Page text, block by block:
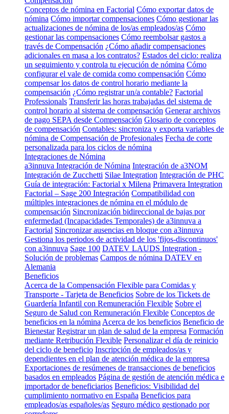
Conceptos de nómina en Factorial Cómo exportar datos de
nómina Cómo importar compensaciones Cómo gestionar las
actualizaciones de nómina de los/as empleados/as Cómo
gestionar las compensaciones Cómo reembolsar gastos a
través de Compensación ¿Cómo añadir compensaciones
adicionales en masa a los contratos? Estados del ciclo: realiza
un seguimiento y controla tu ejecución de nómina Cómo
configurar el vale de comida como compensación Cómo
compensar los datos de control horario mediante la
compensación ¿Cómo registrar un/a contable? Factorial
Professionals Transferir las horas trabajadas del sistema de
control horario al sistema de compensación Generar archivos
de pago SEPA desde Compensación Glosario de conceptos
de compensación Contables: sincroniza y exporta variables de
nómina de Compensación de Profesionales Fecha de corte
personalizada para los ciclos de nómina
Integraciones de Nómina
a3innuva Integración de Nómina Integración de a3NOM
Integración de Zucchetti Silae Integration Integración de PHC
Guía de integración: Factorial x Milena Primavera Integration
Factorial – Sage 200 Integración Compatibilidad con
múltiples integraciones de nómina en el módulo de
compensación Sincronización bidireccional de bajas por
enfermedad (Incapacidades Temporales) de a3innuva a
Factorial Sincronizar ausencias en bloque con a3innuva
Gestiona los periodos de actividad de los 'fijos-discontinuos'
con a3innuva Sage 100 DATEV LAUDS Integration -
Solución de problemas Campos de nómina DATEV en
Alemania
Beneficios
Acerca de la Compensación Flexible para Comidas y
Transporte - Tarjeta de Beneficios Sobre de los Tickets de
Guardería Infantil con Remuneración Flexible Sobre el
Seguro de Salud con Remuneración Flexible Conceptos de
beneficios en la nómina Acerca de los beneficios Beneficio de
Bienestar Registrar un plan de salud de la empresa Formación
mediante Retribución Flexible Personalizar el día de reinicio
del ciclo de beneficio Inscripción de empleados/as y
dependientes en el plan de atención médica de la empresa
Exportaciones de resúmenes de transacciones de beneficios
basados en empleados Página de gestión de atención médica e
importador de beneficiarios Beneficios: Visibilidad del
cumplimiento normativo en España Beneficios para
empleados/as españoles/as Seguro médico gestionado por